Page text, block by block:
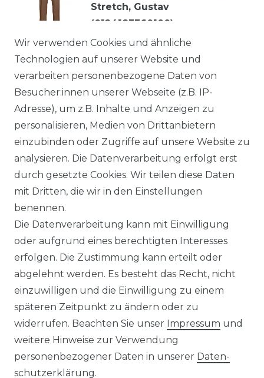
Stretch, Gustav
(0124183360100)
ab 67,95 € *
*inkl. ges. MwSt.zzgl.Versandkosten
Brühl - Herren Schlupfhose in
verschiedenen Farben, Gustav
(0124190340100)
ab 69,95 € *
*inkl. ges. MwSt.zzgl. Versandkosten
Impressum Daten­schutz­erklärung
Wir verwenden Cookies und ähnliche
Technologien auf unserer Website und
verarbeiten personenbezogene Daten von
Besucher:innen unserer Webseite (z.B. IP-
Adresse), um z.B. Inhalte und Anzeigen zu
personalisieren, Medien von Drittanbietern
einzubinden oder Zugriffe auf unsere Website zu
analysieren. Die Datenverarbeitung erfolgt erst
durch gesetzte Cookies. Wir teilen diese Daten
mit Dritten, die wir in den Einstellungen
benennen.
Die Datenverarbeitung kann mit Einwilligung
oder aufgrund eines berechtigten Interesses
erfolgen. Die Zustimmung kann erteilt oder
abgelehnt werden. Es besteht das Recht, nicht
einzuwilligen und die Einwilligung zu einem
späteren Zeitpunkt zu ändern oder zu
widerrufen. Beachten Sie unser Impressum und
weitere Hinweise zur Verwendung
personenbezogener Daten in unserer Daten­
schutz­erklärung.